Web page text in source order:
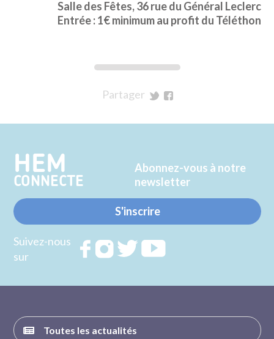
Salle des Fêtes, 36 rue du Général Leclerc
Entrée : 1€ minimum au profit du Téléthon
Partager
Twitter
Facebook
HEM
CONNECTE
Abonnez-vous à notre
newsletter
S'inscrire
Suivez-nous
sur
RejoignezRejoignezRejoignez
Toutes les actualités